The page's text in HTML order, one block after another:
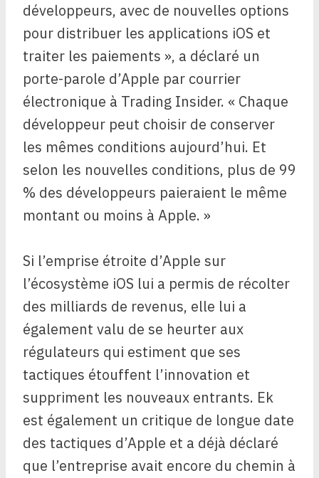
développeurs, avec de nouvelles options
pour distribuer les applications iOS et
traiter les paiements », a déclaré un
porte-parole d’Apple par courrier
électronique à Trading Insider. « Chaque
développeur peut choisir de conserver
les mêmes conditions aujourd’hui. Et
selon les nouvelles conditions, plus de 99
% des développeurs paieraient le même
montant ou moins à Apple. »
Si l’emprise étroite d’Apple sur
l’écosystème iOS lui a permis de récolter
des milliards de revenus, elle lui a
également valu de se heurter aux
régulateurs qui estiment que ses
tactiques étouffent l’innovation et
suppriment les nouveaux entrants. Ek
est également un critique de longue date
des tactiques d’Apple et a déjà déclaré
que l’entreprise avait encore du chemin à